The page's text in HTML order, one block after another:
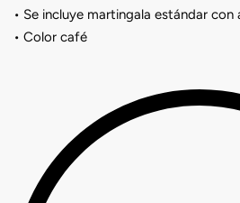
• Se incluye martingala estándar con
• Color café